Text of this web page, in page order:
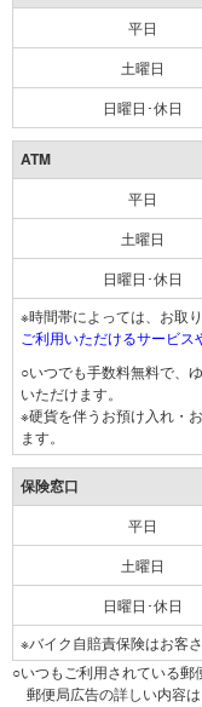
平日
土曜日
日曜日･休日
ATM
平日
土曜日
日曜日･休日
※時間帯によっては、お取
ご利用いただけるサービス
○いつでも手数料無料で、
いただけます。
※硬貨を伴うお預け入れ・
ます。
保険窓口
平日
土曜日
日曜日･休日
※バイク自賠責保険はお客
○いつもご利用されている郵
郵便局広告の詳しい内容